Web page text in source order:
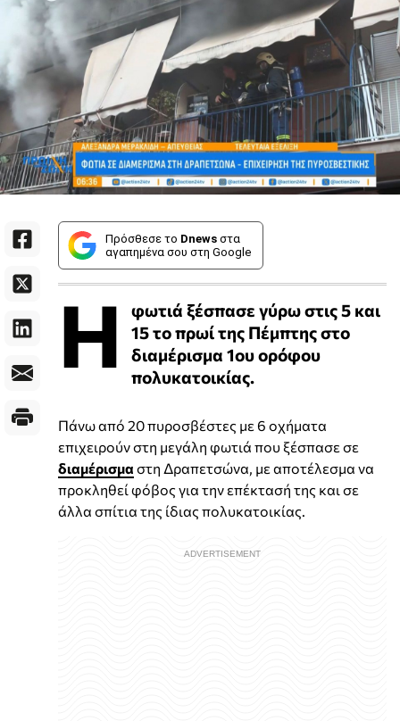
Πρόσθεσε το Dnews στα
αγαπημένα σου στη Google
Η
φωτιά ξέσπασε γύρω στις 5 και
15 το πρωί της Πέμπτης στο
διαμέρισμα 1ου ορόφου
πολυκατοικίας.
Πάνω από 20 πυροσβέστες με 6 οχήματα
επιχειρούν στη μεγάλη φωτιά που ξέσπασε σε
διαμέρισμα στη Δραπετσώνα, με αποτέλεσμα να
προκληθεί φόβος για την επέκτασή της και σε
άλλα σπίτια της ίδιας πολυκατοικίας.